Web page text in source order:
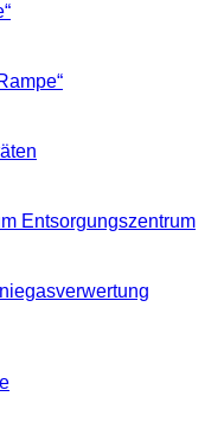
Entsorgungszentrum